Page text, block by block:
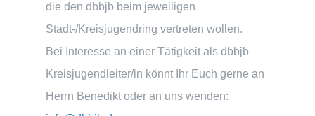
die den dbbjb beim jeweiligen
Stadt-/Kreisjugendring vertreten wollen.
Bei Interesse an einer Tätigkeit als dbbjb
Kreisjugendleiter/in könnt Ihr Euch gerne an
Herrn Benedikt oder an uns wenden: